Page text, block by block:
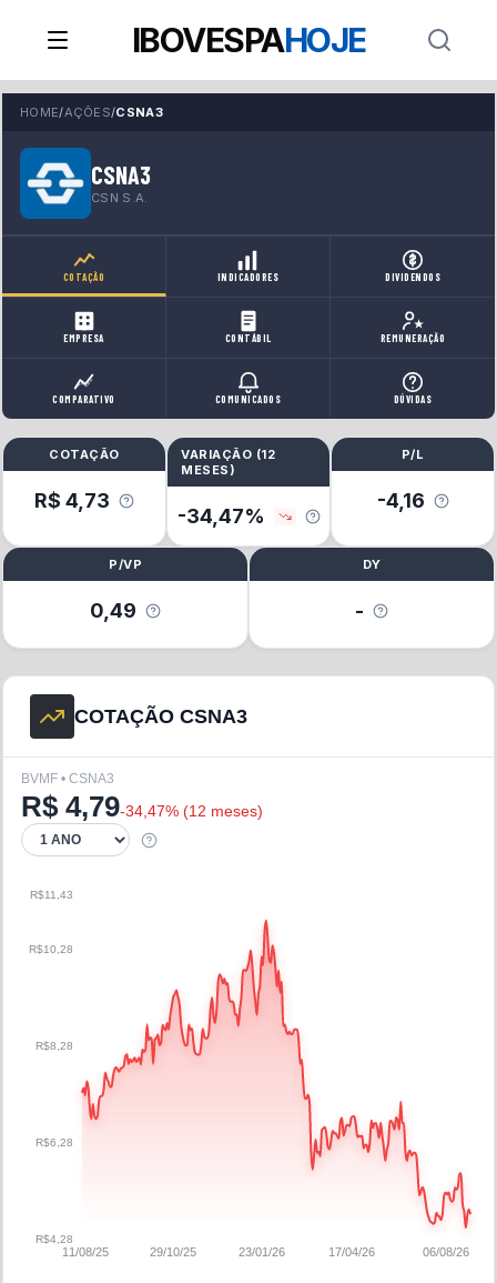
IBOVESPAHOJE
HOME/AÇÕES/CSNA3
CSNA3
CSN S.A.
COTAÇÃO INDICADORES DIVIDENDOS
EMPRESA CONTÁBIL REMUNERAÇÃO
COMPARATIVO COMUNICADOS DÚVIDAS
COTAÇÃO
R$ 4,73
VARIAÇÃO (12
MESES )
-34,47%
P/L
-4,16
P/VP
0,49
DY
-
COTAÇÃO CSNA3
BVMF • CSNA3
R$ 4,79-34,47% (12 meses)
11/08/25 29/10/25 23/01/26 17/04/26 06/08/26
R$4,28
R$6,28
R$8,28
R$10,28
R$11,43